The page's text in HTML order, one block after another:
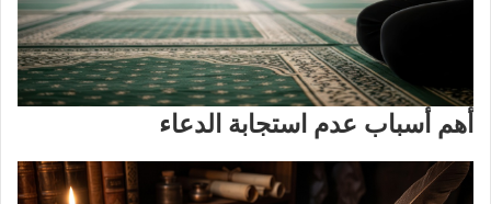
أهم أسباب عدم استجابة الدعاء